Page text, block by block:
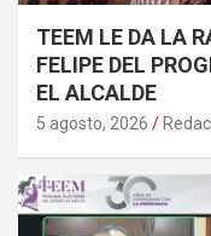
TEEM LE DA LA
FELIPE DEL
EL ALCALDE
5 agosto, 2026